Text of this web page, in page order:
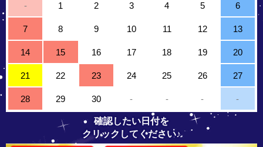
- 1 2 3 4 5 6
7 8 9 10 11 12 13
14 15 16 17 18 19 20
21 22 23 24 25 26 27
28 29 30 - - - -
確認したい日付を
クリックしてください♪